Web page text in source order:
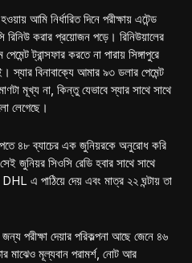
আমি নির্ধারিত দিনে পরীক্ষায় এটেন্ড
করার প্রয়োজন পড়ে। রিনিউয়ালের
ট্রান্সফার করতে না পারায় সিঙ্গাপুরে
বিনাবাক্যে আমার ৯৩ ডলার পেমেন্ট
মূখ্য না, কিন্তু যেভাবে স্যার সাথে সাথে
লেগেছে।
৪৮ ব্যাচের এক জুনিয়রকে অনুরোধ করি
জুনিয়র সিওসি রেডি হবার সাথে সাথে
এ পাঠিয়ে দেয় এবং মাত্র ২২ ঘন্টায় তা
জন্য পরীক্ষা দেয়ার পরিকল্পনা আছে জেনে ৪৬
মাঝেও মূল্যবান পরামর্শ, নোট আর